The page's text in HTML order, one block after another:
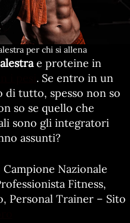
per chi si allena
e proteine in
. Se entro in un
di tutto, spesso non so
so se quello che
sono gli integratori
assunti?
Campione Nazionale
Fitness,
Personal Trainer – Sito